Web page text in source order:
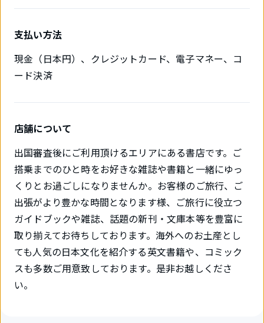
支払い方法
現金（日本円）、クレジットカード、電子マネー、コ
ード決済
店舗について
出国審査後にご利用頂けるエリアにある書店です。ご
搭乗までのひと時をお好きな雑誌や書籍と一緒にゆっ
くりとお過ごしになりませんか。お客様のご旅行、ご
出張がより豊かな時間となります様、ご旅行に役立つ
ガイドブックや雑誌、話題の新刊・文庫本等を豊富に
取り揃えてお待ちしております。海外へのお土産とし
ても人気の日本文化を紹介する英文書籍や、コミック
スも多数ご用意致しております。是非お越しくださ
い。